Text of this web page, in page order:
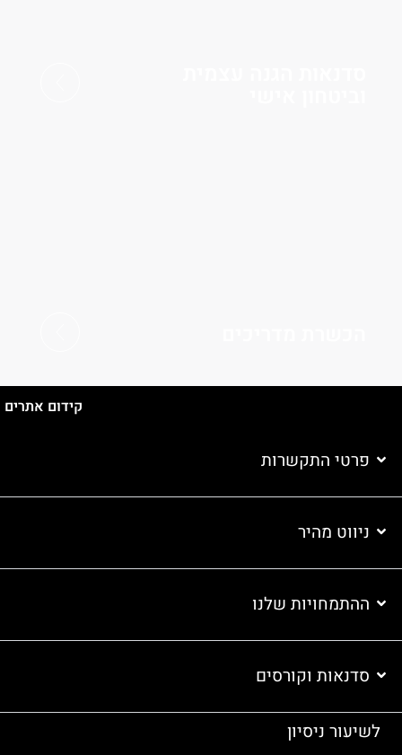
קידום אתרים
פרטי התקשרות
ניווט מהיר
ההתמחויות שלנו
סדנאות וקורסים
לשיעור ניסיון